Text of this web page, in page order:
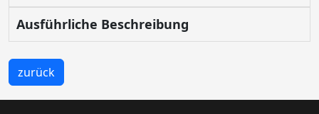
Ausführliche Beschreibung
zurück